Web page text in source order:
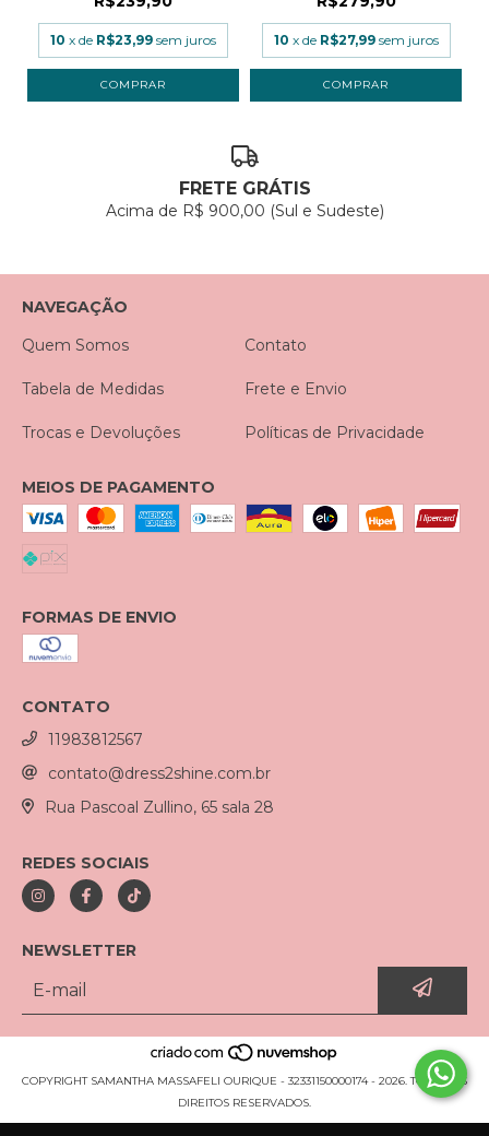
10 x de R$23,99 sem juros
COMPRAR
10 x de R$27,99 sem juros
COMPRAR
FRETE GRÁTIS
Acima de R$ 900,00 (Sul e Sudeste)
NAVEGAÇÃO
Quem Somos
Contato
Tabela de Medidas Frete e Envio
Trocas e Devoluções Políticas de Privacidade
MEIOS DE PAGAMENTO
FORMAS DE ENVIO
CONTATO
11983812567
contato@dress2shine.com.br
Rua Pascoal Zullino, 65 sala 28
REDES SOCIAIS
NEWSLETTER
COPYRIGHT SAMANTHA MASSAFELI OURIQUE - 32331150000174 - 2026. TODOS OS
DIREITOS RESERVADOS.